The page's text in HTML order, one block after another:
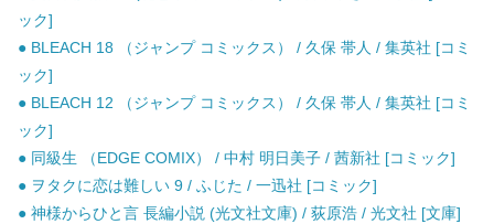
ック]
● BLEACH 18 （ジャンプ コミックス） / 久保 帯人 / 集英社 [コミ
ック]
● BLEACH 12 （ジャンプ コミックス） / 久保 帯人 / 集英社 [コミ
ック]
● 同級生 （EDGE COMIX） / 中村 明日美子 / 茜新社 [コミック]
● ヲタクに恋は難しい 9 / ふじた / 一迅社 [コミック]
● 神様からひと言 長編小説 (光文社文庫) / 荻原浩 / 光文社 [文庫]